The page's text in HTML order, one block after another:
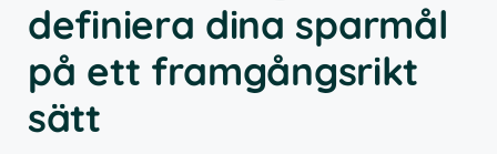
definiera dina sparmål
på ett framgångsrikt
sätt